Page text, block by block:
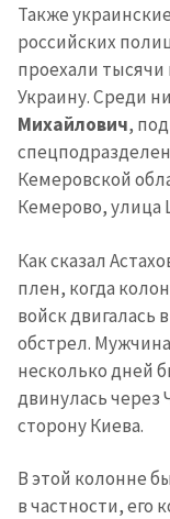
Также
российских
проехали
Украину. Среди
Михайлович,
Кемеровской
Кемерово, улица
Как сказал
плен, когда
войск двигалась
обстрел.
несколько дней
двинулась через
сторону Киева.
В этой колонне
в частности,